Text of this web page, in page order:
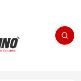
noticias/editorial